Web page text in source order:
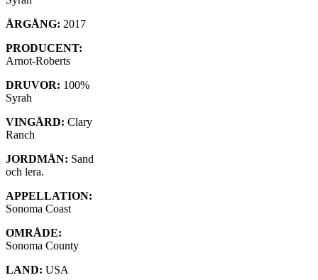
ÅRGÅNG: 2017
PRODUCENT:
Arnot-Roberts
DRUVOR: 100%
Syrah
VINGÅRD: Clary
Ranch
JORDMÅN: Sand
och lera.
APPELLATION:
Sonoma Coast
OMRÅDE:
Sonoma County
LAND: USA